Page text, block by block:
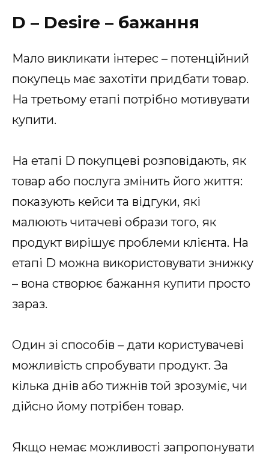
D – Desire – бажання
Мало викликати інтерес – потенційний
покупець має захотіти придбати товар.
На третьому етапі потрібно мотивувати
купити.
На етапі D покупцеві розповідають, як
товар або послуга змінить його життя:
показують кейси та відгуки, які
малюють читачеві образи того, як
продукт вирішує проблеми клієнта. На
етапі D можна використовувати знижку
– вона створює бажання купити просто
зараз.
Один зі способів – дати користувачеві
можливість спробувати продукт. За
кілька днів або тижнів той зрозуміє, чи
дійсно йому потрібен товар.
Якщо немає можливості запропонувати